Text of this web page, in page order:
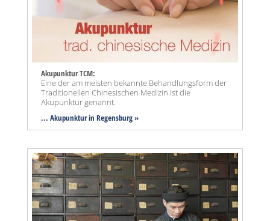
Akupunktur TCM:
Eine der am meisten bekannte Behandlungsform der
Traditionellen Chinesischen Medizin ist die
Akupunktur genannt.
... Akupunktur in Regensburg »